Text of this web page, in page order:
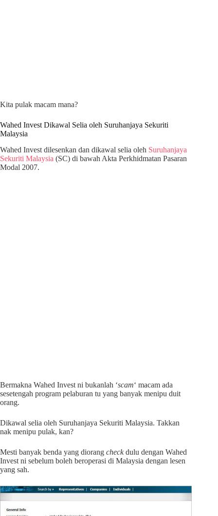
Kita pulak macam mana?
Wahed Invest Dikawal Selia oleh Suruhanjaya Sekuriti
Malaysia
Wahed Invest dilesenkan dan dikawal selia oleh Suruhanjaya
Sekuriti Malaysia (SC) di bawah Akta Perkhidmatan Pasaran
Modal 2007.
Bermakna Wahed Invest ni bukanlah ‘scam‘ macam ada
sesetengah program pelaburan tu yang banyak menipu duit
orang.
Dikawal selia oleh Suruhanjaya Sekuriti Malaysia. Takkan
nak menipu pulak, kan?
Mesti banyak benda yang diorang checkdulu dengan Wahed
Invest ni sebelum boleh beroperasi di Malaysia dengan lesen
yang sah.